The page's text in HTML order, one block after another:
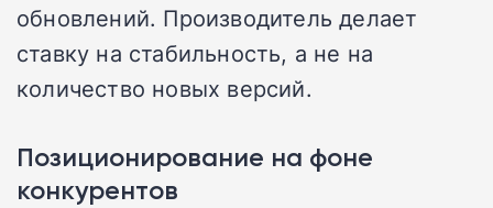
обновлений. Производитель делает
ставку на стабильность, а не на
количество новых версий.
Позиционирование на фоне
конкурентов